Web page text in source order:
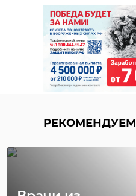
РЕКОМЕНДУЕМ